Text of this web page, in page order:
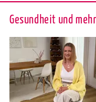
Ge­sund­heit und mehr